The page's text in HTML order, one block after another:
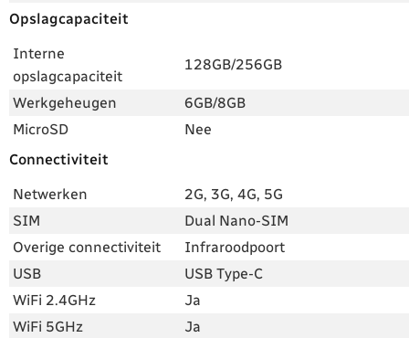
Opslagcapaciteit
Interne
opslagcapaciteit
128GB/256GB
Werkgeheugen
6GB/8GB
MicroSD
Nee
Connectiviteit
Netwerken
2G, 3G, 4G, 5G
SIM
Dual Nano-SIM
Overige connectiviteit
Infraroodpoort
USB
USB Type-C
WiFi 2.4GHz
Ja
WiFi 5GHz
Ja